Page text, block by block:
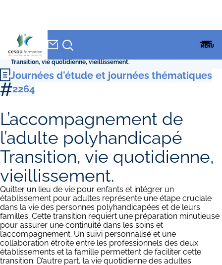
FORMATION
MENU
Accueil»
thématiques
»L’accompagnement de l’adulte polyhandicapé
Transition, vie quotidienne, vieillissement.
Journées d'étude et journées thématiques
2264
L’accompagnement de
l’adulte polyhandicapé
Transition, vie quotidienne,
vieillissement.
Quitter un lieu de vie pour enfants et intégrer un
établissement pour adultes représente une étape cruciale
dans la vie des personnes polyhandicapées et de leurs
familles. Cette transition requiert une préparation minutieuse
pour assurer une continuité dans les soins et
l’accompagnement. Un suivi personnalisé et une
collaboration étroite entre les professionnels des deux
établissements et la famille permettent de faciliter cette
transition. D’autre part, la vie quotidienne des adultes